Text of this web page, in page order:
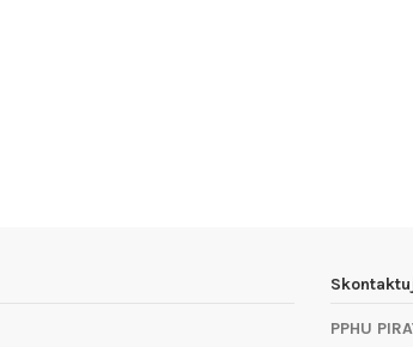
PPHU